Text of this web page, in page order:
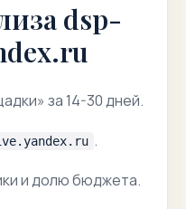
dsp-
за 14-30 дней.
.
и долю бюджета.